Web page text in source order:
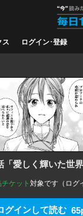
ス ログイン･登録
「愛しく輝いた世
ケット 対象です（ログ
グインして読む